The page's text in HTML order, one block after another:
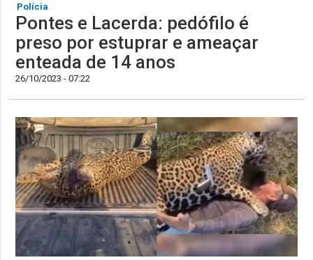
Polícia
Pontes e Lacerda: pedófilo é
preso por estuprar e ameaçar
enteada de 14 anos
26/10/2023 - 07:22